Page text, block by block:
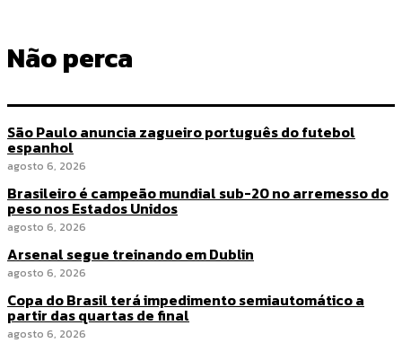
Não perca
São Paulo anuncia zagueiro português do futebol
espanhol
agosto 6, 2026
Brasileiro é campeão mundial sub-20 no arremesso do
peso nos Estados Unidos
agosto 6, 2026
Arsenal segue treinando em Dublin
agosto 6, 2026
Copa do Brasil terá impedimento semiautomático a
partir das quartas de final
agosto 6, 2026